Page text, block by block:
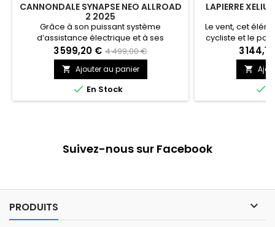
CANNONDALE SYNAPSE NEO ALLROAD
2 2025
Grâce à son puissant système
d’assistance électrique et à ses
caractéristiques pensées pour le
confort, la durabilité et les aspects
pratiques, toutes les routes vous
appartiennent sur le Synapse Neo
Allroad.
3 599,20 € 4 499,00 €
 Ajouter au panier
 En Stock
LAPIERRE
Le vent, cet
cycliste et le
contre cette
casse la
lorsque ce
vers de
performance.
3


Suivez-nous sur Facebook
PRODUITS 